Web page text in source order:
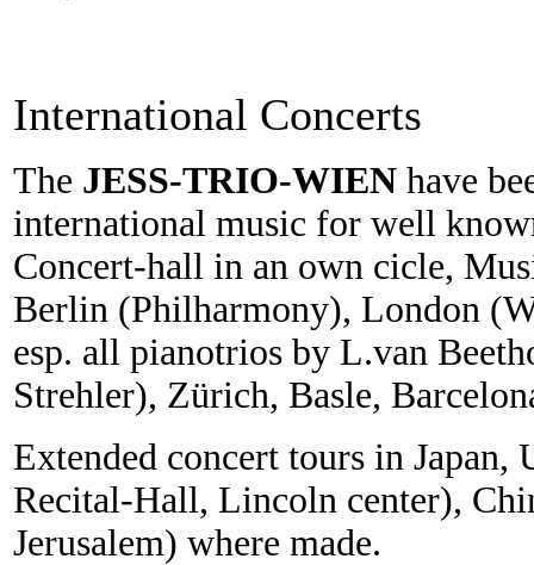
International Concerts
The JESS-TRIO-WIEN have
international music for well
Concert-hall in an own cicle,
Berlin (Philharmony), London
esp. all pianotrios by L.van
Strehler), Zürich, Basle,
Extended concert tours in
Recital-Hall, Lincoln center),
Jerusalem) where made.